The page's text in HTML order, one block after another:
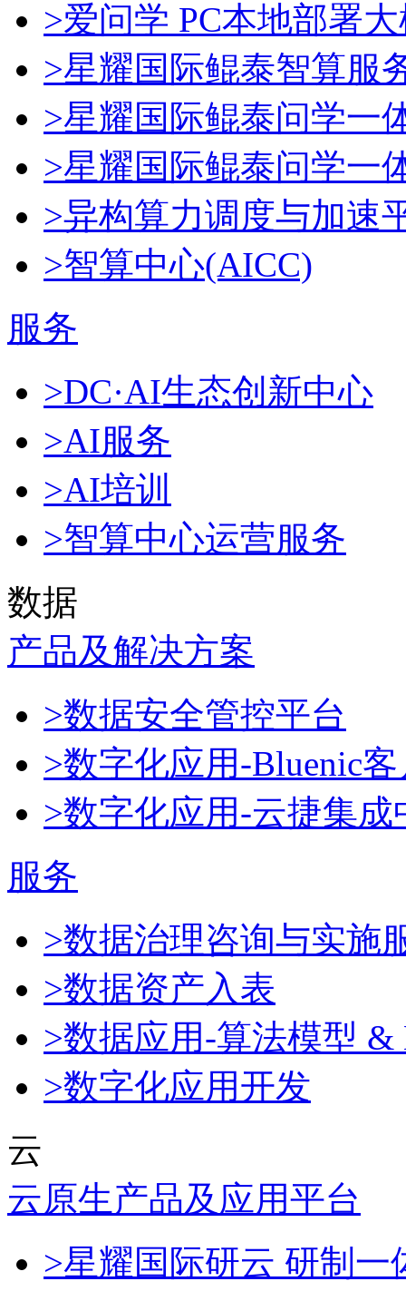
>爱问学 PC本地部署
>星耀国际鲲泰智算服
>星耀国际鲲泰问学一
>星耀国际鲲泰问学一
>异构算力调度与加速
>智算中心(AICC)
服务
>DC·AI生态创新中心
>AI服务
>AI培训
>智算中心运营服务
数据
产品及解决方案
>数据安全管控平台
>数字化应用-Bluenic
>数字化应用-云捷集成
服务
>数据治理咨询与实施
>数据资产入表
>数据应用-算法模型 &
>数字化应用开发
云
云原生产品及应用平台
>星耀国际研云 研制